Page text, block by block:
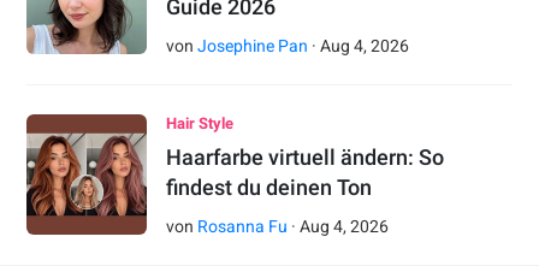
Guide 2026
vonJosephine Pan ·Aug 4,2026
Hair Style
Haarfarbe virtuell ändern: So
findest du deinen Ton
von Rosanna Fu ·Aug 4,2026